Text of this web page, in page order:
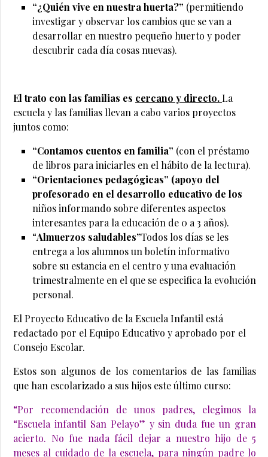
“¿Quién vive en nuestra huerta?” (permitiendo
investigar y observar los cambios que se van a
desarrollar en nuestro pequeño huerto y poder
descubrir cada día cosas nuevas).
El trato con las familias es cercano y directo.La
escuela y las familias llevan a cabo varios proyectos
juntos como:
“Contamos cuentos en familia” (con el préstamo
de libros para iniciarles en el hábito de la lectura).
“Orientaciones pedagógicas” (apoyo del
profesorado en el desarrollo educativo de los
niños informando sobre diferentes aspectos
interesantes para la educación de 0 a 3 años).
“Almuerzos saludables”Todos los días se les
entrega a los alumnos un boletín informativo
sobre su estancia en el centro y una evaluación
trimestralmente en el que se especifica la evolución
personal.
El Proyecto Educativo de la Escuela Infantil está
redactado por el Equipo Educativo y aprobado por el
Consejo Escolar.
Estos son algunos de los comentarios de las familias
que han escolarizado a sus hijos este último curso:
“Por recomendación de unos padres, elegimos la
“Escuela infantil San Pelayo” y sin duda fue un gran
acierto. No fue nada fácil dejar a nuestro hijo de 5
meses al cuidado de la escuela, para ningún padre lo